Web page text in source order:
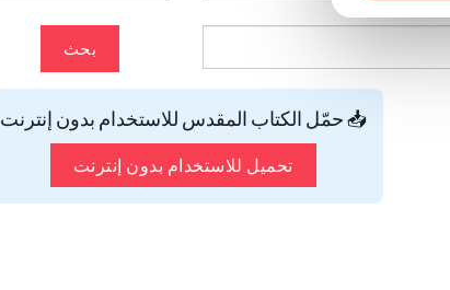
بحث
📥 حمّل الكتاب المقدس للاستخدام بدون إنترنت
تحميل للاستخدام بدون إنترنت